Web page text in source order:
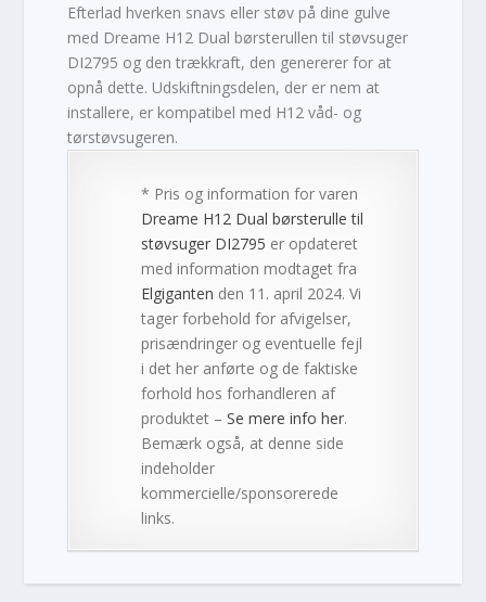
Efterlad hverken snavs eller støv på dine gulve
med Dreame H12 Dual børsterullen til støvsuger
DI2795 og den trækkraft, den genererer for at
opnå dette. Udskiftningsdelen, der er nem at
installere, er kompatibel med H12 våd- og
tørstøvsugeren.
* Pris og information for varen
Dreame H12 Dual børsterulle til
støvsuger DI2795 er opdateret
med information modtaget fra
Elgiganten den 11. april 2024. Vi
tager forbehold for afvigelser,
prisændringer og eventuelle fejl
i det her anførte og de faktiske
forhold hos forhandleren af
produktet –Se mere info her.
Bemærk også, at denne side
indeholder
kommercielle/sponsorerede
links.